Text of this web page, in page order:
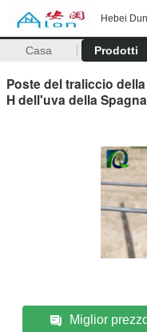
Hebei
Casa Prodotti
Poste del traliccio
H dell'uva della Spagna
Miglior